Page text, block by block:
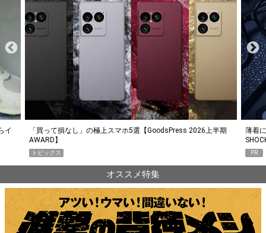
イ
「買って損なし」の極上スマホ5選【GoodsPress 2026上半期
AWARD】
トピックス
薄着
PR
オススメ特集